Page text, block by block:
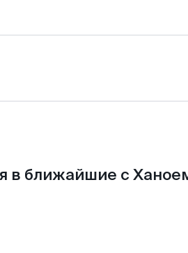
в ближайшие с